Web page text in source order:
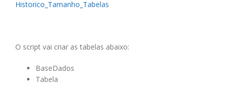
Historico_Tamanho_Tabelas
O script vai criar as tabelas abaixo:
BaseDados
Tabela